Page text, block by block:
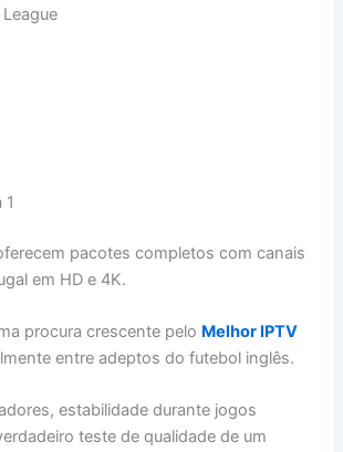
1
pacotes completos com canais
em HD e 4K.
procura crescente pelo Melhor IPTV
entre adeptos do futebol inglês.
estabilidade durante jogos
teste de qualidade de um